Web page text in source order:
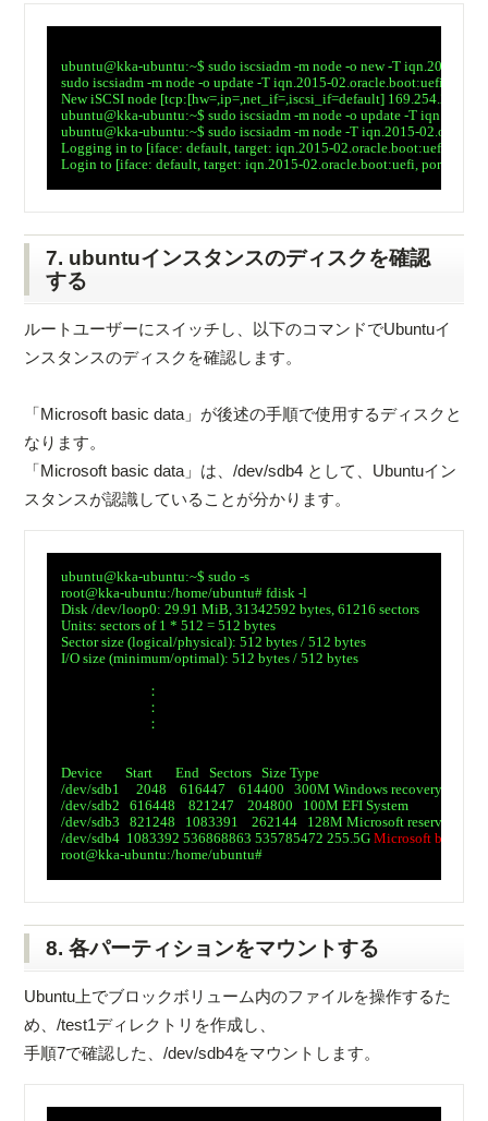
ubuntu@kka-ubuntu:~$ sudo iscsiadm -m node -o new -T iqn.2015-
sudo iscsiadm -m node -o update -T iqn.2015-02.oracle.boot:uefi -n
New iSCSI node [tcp:[hw=,ip=,net_if=,iscsi_if=default]
ubuntu@kka-ubuntu:~$ sudo iscsiadm -m node -o update -T iqn.2015-
ubuntu@kka-ubuntu:~$ sudo iscsiadm -m node -T iqn.2015-
Logging in to [iface: default, target: iqn.2015-02.oracle.boot:uefi,
Login to [iface: default, target: iqn.2015-02.oracle.boot:uefi, portal:
7. ubuntuインスタンスのディスクを確認
する
ルートユーザーにスイッチし、以下のコマンドでUbuntuイ
ンスタンスのディスクを確認します。
「Microsoft basic data」が後述の手順で使用するディスクと
なります。
「Microsoft basic data」は、/dev/sdb4 として、Ubuntuイン
スタンスが認識していることが分かります。
ubuntu@kka-ubuntu:~$ sudo -s
root@kka-ubuntu:/home/ubuntu# fdisk -l
Disk /dev/loop0: 29.91 MiB, 31342592 bytes, 61216 sectors
Units: sectors of 1 * 512 = 512 bytes
Sector size (logical/physical): 512 bytes / 512 bytes
I/O size (minimum/optimal): 512 bytes / 512 bytes
：
：
：
Device       Start       End   Sectors   Size Type
/dev/sdb1     2048    616447    614400   300M Windows recovery
/dev/sdb2   616448    821247    204800   100M EFI System
/dev/sdb3   821248   1083391    262144   128M Microsoft reserved
/dev/sdb4  1083392 536868863 535785472 255.5G Microsoft basic
root@kka-ubuntu:/home/ubuntu#
8. 各パーティションをマウントする
Ubuntu上でブロックボリューム内のファイルを操作するた
め、/test1ディレクトリを作成し、
手順7で確認した、/dev/sdb4をマウントします。